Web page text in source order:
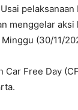
pelaksanaan
menggelar
(30/11/
Free Day